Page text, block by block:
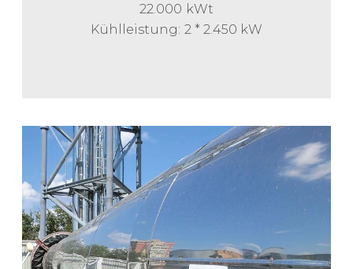
22.000 kWt
Kühlleistung: 2 * 2.450 kW